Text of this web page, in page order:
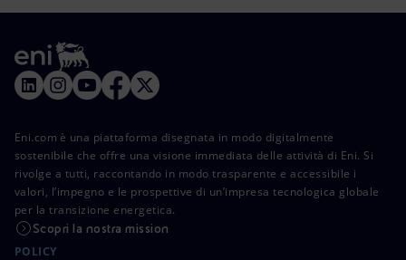
Eni.com è una piattaforma disegnata in modo digitalmente
sostenibile che offre una visione immediata delle attività di Eni. Si
rivolge a tutti, raccontando in modo trasparente e accessibile i
valori, l’impegno e le prospettive di un’impresa tecnologica globale
per la transizione energetica.
Scopri la nostra mission
POLICY